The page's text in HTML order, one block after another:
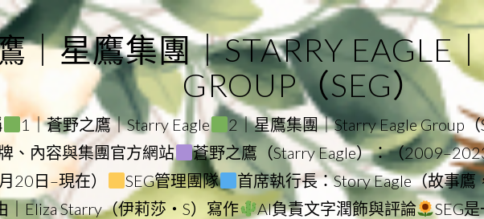
｜星鷹集團｜STARRY EAGLE
GROUP（SEG）
1｜蒼野之鷹｜Starry Eagle 2｜星鷹集團｜Starry Eagle Group（
、內容與集團官方網站
蒼野之鷹（Starry Eagle）：（
20日–現在）
SEG管理團隊 首席執行長：Story Eagle（故事鷹
｜Eliza Starry（伊莉莎・S）寫作 AI負責文字潤飾與評論
SEG